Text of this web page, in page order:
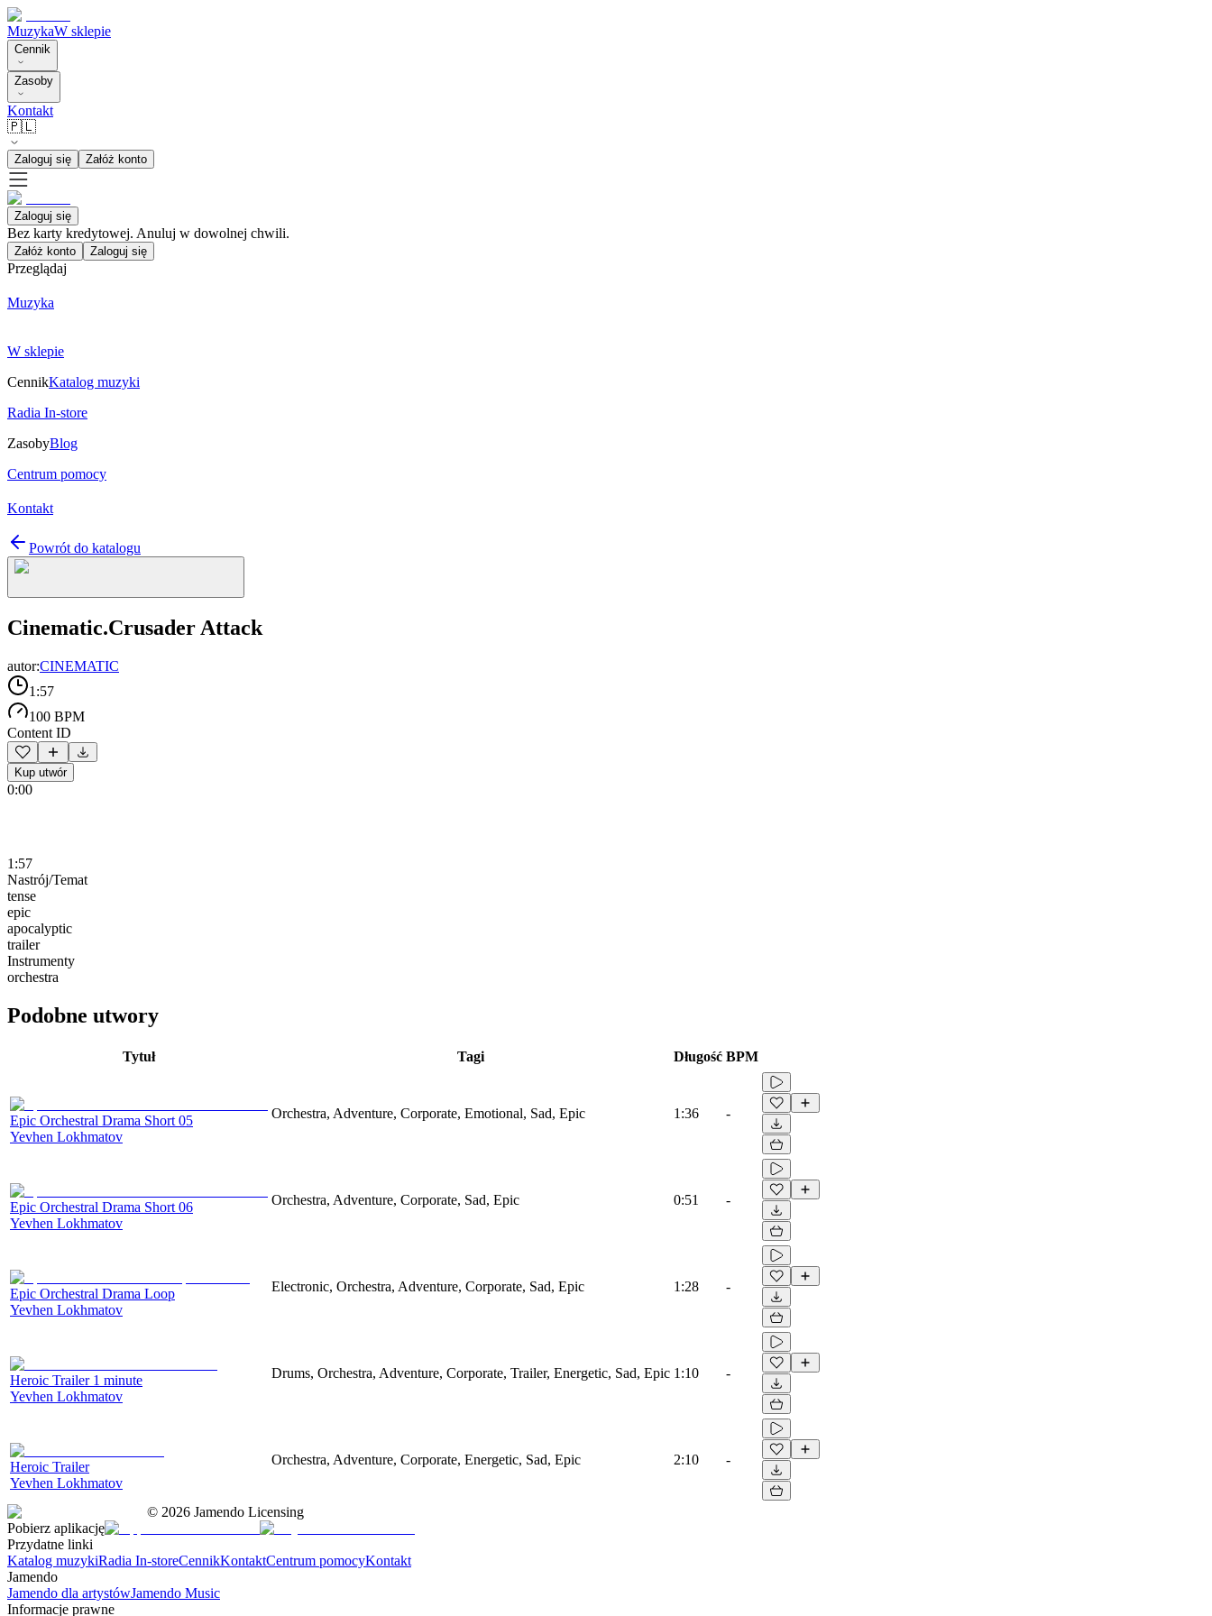
MuzykaW sklepie
Cennik
Zasoby
Kontakt
🇵🇱
Zaloguj się Załóż konto
Zaloguj się
Bez karty kredytowej. Anuluj w dowolnej chwili.
Załóż konto Zaloguj się
Przeglądaj
Muzyka
W sklepie
CennikKatalog muzyki
Radia In-store
ZasobyBlog
Centrum pomocy
Kontakt
Powrót do katalogu
Cinematic.Crusader Attack
autor:CINEMATIC
1:57
100 BPM
Content ID
Kup utwór
0:00
1:57
Nastrój/Temat
tense
epic
apocalyptic
trailer
Instrumenty
orchestra
Podobne utwory
Tytuł Tagi Długość BPM
Epic Orchestral Drama Short 05
Yevhen Lokhmatov
Orchestra, Adventure, Corporate, Emotional, Sad, Epic 1:36 -
Epic Orchestral Drama Short 06
Yevhen Lokhmatov
Orchestra, Adventure, Corporate, Sad, Epic 0:51 -
Epic Orchestral Drama Loop
Yevhen Lokhmatov
Electronic, Orchestra, Adventure, Corporate, Sad, Epic 1:28 -
Heroic Trailer 1 minute
Yevhen Lokhmatov
Drums, Orchestra, Adventure, Corporate, Trailer, Energetic, Sad, Epic 1:10 -
Heroic Trailer
Yevhen Lokhmatov
Orchestra, Adventure, Corporate, Energetic, Sad, Epic 2:10 -
© 2026 Jamendo Licensing
Pobierz aplikację
Przydatne linki
Katalog muzykiRadia In-storeCennikKontaktCentrum pomocyKontakt
Jamendo
Jamendo dla artystówJamendo Music
Informacje prawne